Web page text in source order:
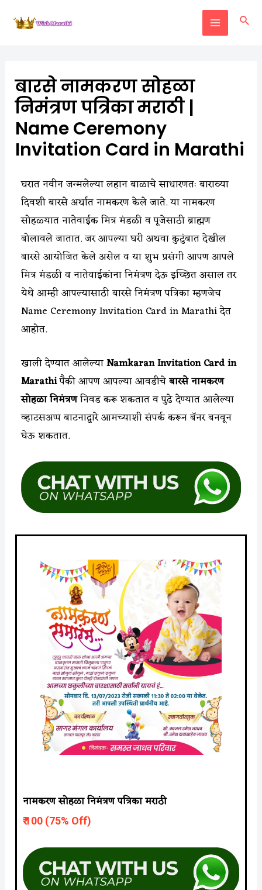
बारसे नामकरण सोहळा
निमंत्रण पत्रिका मराठी |
Name Ceremony
Invitation Card in Marathi​
घरात नवीन जन्मलेल्या लहान बाळाचे साधारणतः बाराव्या
दिवशी बारसे अर्थात नामकरण केले जाते. या नामकरण
सोहळ्यात नातेवाईक मित्र मंडळी व पूजेसाठी ब्राह्मण
बोलावले जातात. जर आपल्या घरी अथवा कुटुंबात देखील
बारसे आयोजित केले असेल व या शुभ प्रसंगी आपण आपले
मित्र मंडळी व नातेवाईकांना निमंत्रण देऊ इच्छित असाल तर
येथे आम्ही आपल्यासाठी बारसे निमंत्रण पत्रिका म्हणजेच
Name Ceremony Invitation Card in Marathi देत
आहोत.
खाली देण्यात आलेल्याNamkaran Invitation Card in
Marathiपैकी आपण आपल्या आवडीचेबारसे नामकरण
सोहळा निमंत्रणनिवड करू शकतात व पुढे देण्यात आलेल्या
व्हाटसअप्प बाटनाद्वारे आमच्याशी संपर्क करून बॅनर बनवून
घेऊ शकतात.
नामकरण सोहळा निमंत्रण पत्रिका मराठी
₹ 100 (75% Off)